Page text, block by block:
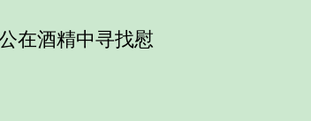
在酒精中寻找慰